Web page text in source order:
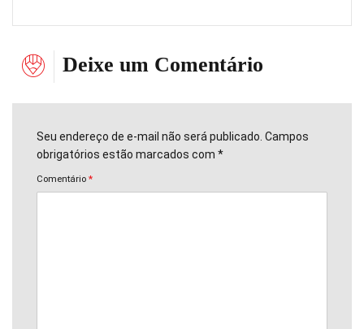
Deixe um Comentário
Seu endereço de e-mail não será publicado. Campos
obrigatórios estão marcados com *
Comentário *